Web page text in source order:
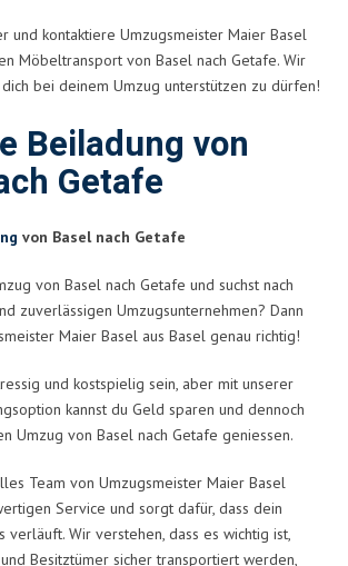
und kontaktiere Umzugsmeister Maier Basel
Möbeltransport von Basel nach Getafe. Wir
bei deinem Umzug unterstützen zu dürfen!
Beiladung von
Getafe
von Basel nach Getafe
von Basel nach Getafe und suchst nach
zuverlässigen Umzugsunternehmen? Dann
Maier Basel aus Basel genau richtig!
und kostspielig sein, aber mit unserer
kannst du Geld sparen und dennoch
Umzug von Basel nach Getafe geniessen.
Team von Umzugsmeister Maier Basel
Service und sorgt dafür, dass dein
verläuft. Wir verstehen, dass es wichtig ist,
Besitztümer sicher transportiert werden,